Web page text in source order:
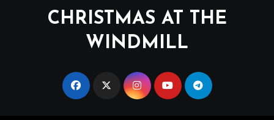
CHRISTMAS AT THE
WINDMILL